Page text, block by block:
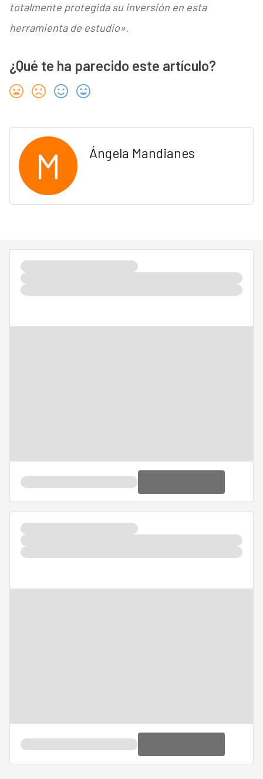
totalmente protegida su inversión en esta
herramienta de estudio».
¿Qué te ha parecido este artículo?
M Ángela Mandianes